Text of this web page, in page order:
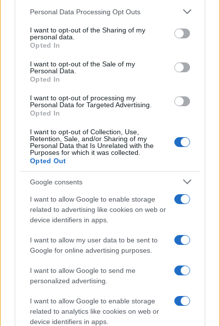
Please note that this website/app uses one or more Google
not limited to your visit or usage behaviour. You may click to
grant or deny consent to Google and its third-party tags to
use your data for below specified purposes in below Google
consent section.
Personal Data Processing Opt Outs
I want to opt-out of the Sharing of my
personal data.
Opted In
I want to opt-out of the Sale of my
Personal Data.
Opted In
I want to opt-out of processing my
Personal Data for Targeted Advertising.
Opted In
I want to opt-out of Collection, Use,
Retention, Sale, and/or Sharing of my
Personal Data that Is Unrelated with the
Purposes for which it was collected.
Opted Out
Google consents
I want to allow Google to enable storage
related to advertising like cookies on web or
device identifiers in apps.
I want to allow my user data to be sent to
Google for online advertising purposes.
I want to allow Google to send me
personalized advertising.
I want to allow Google to enable storage
related to analytics like cookies on web or
device identifiers in apps.
MICROSOFT
TRAILERS VIDEOJUEGOS VIDEOS XBOX LIVE
© Riproduzione riservata
Contacto:
ARTÍCULO ANTERIOR
ARTÍCULO SIGUIENTE
Más leídos